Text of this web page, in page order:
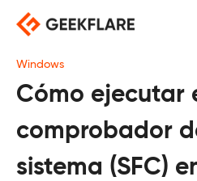
Saltar
contenido
Windows
Cómo ejecutar
comprobador
sistema (SFC)